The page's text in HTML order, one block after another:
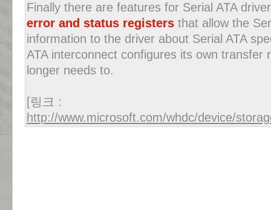
Finally there are features for Serial ATA
error and status registers that allow the
information to the driver about Serial ATA
ATA interconnect configures its own transfer
longer needs to.
[링크 :
http://www.microsoft.com/whdc/device/